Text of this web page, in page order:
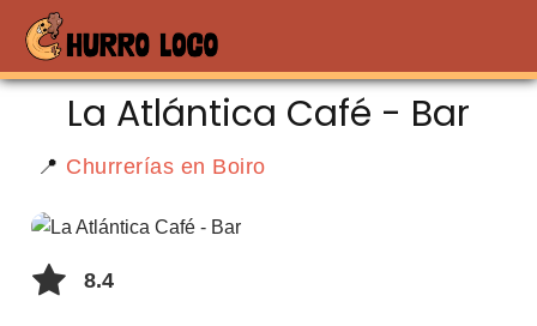
La Atlántica Café - Bar
📍 Churrerías en Boiro
8.4